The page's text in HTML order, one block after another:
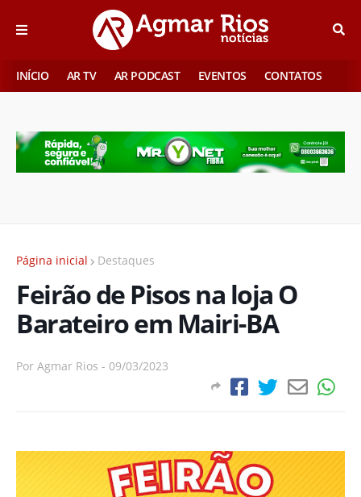
INÍCIO AR TV AR PODCAST EVENTOS CONTATOS
Página inicial Destaques
Feirão de Pisos na loja O
Barateiro em Mairi-BA
Por Agmar Rios - 09/03/2023